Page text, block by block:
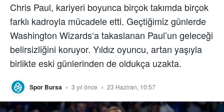
Chris Paul, kariyeri boyunca birçok takımda birçok
farklı kadroyla mücadele etti. Geçtiğimiz günlerde
Washington Wizards‘a takaslanan Paul’un geleceği
belirsizliğini koruyor. Yıldız oyuncu, artan yaşıyla
birlikte eski günlerinden de oldukça uzakta.
Spor Bursa 3 yıl önce 23 Haziran, 10:57